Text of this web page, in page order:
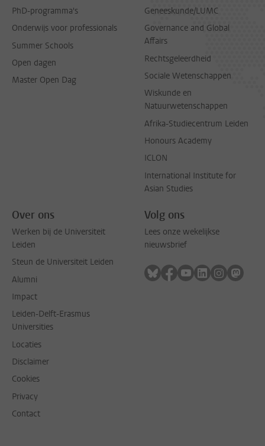
PhD-programma's
Onderwijs voor professionals
Summer Schools
Open dagen
Master Open Dag
Geneeskunde/LUMC
Governance and Global
Affairs
Rechtsgeleerdheid
Sociale Wetenschappen
Wiskunde en
Natuurwetenschappen
Afrika-Studiecentrum Leiden
Honours Academy
ICLON
International Institute for
Asian Studies
Over ons
Werken bij de Universiteit
Leiden
Steun de Universiteit Leiden
Alumni
Impact
Leiden-Delft-Erasmus
Universities
Locaties
Disclaimer
Cookies
Privacy
Contact
Volg ons
Lees onze wekelijkse
nieuwsbrief
Volg ons op bluesky
Volg ons op facebook
Volg ons op
Volg ons op
Volg ons
Volg